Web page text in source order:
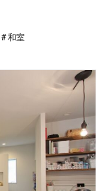
和室